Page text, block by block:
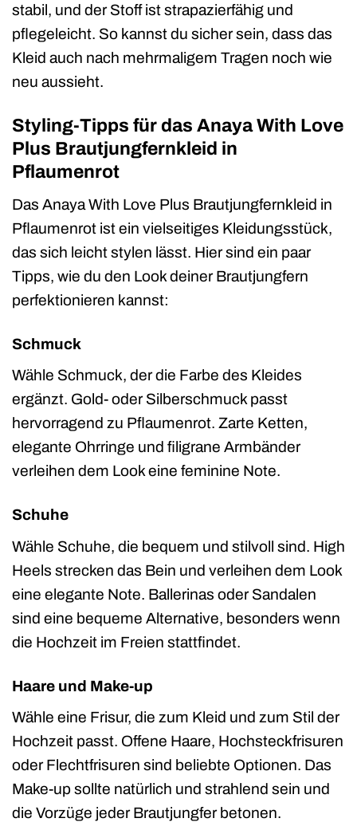
stabil, und der Stoff ist strapazierfähig und
pflegeleicht. So kannst du sicher sein, dass das
Kleid auch nach mehrmaligem Tragen noch wie
neu aussieht.
Styling-Tipps für das Anaya With Love
Plus Brautjungfernkleid in
Pflaumenrot
Das Anaya With Love Plus Brautjungfernkleid in
Pflaumenrot ist ein vielseitiges Kleidungsstück,
das sich leicht stylen lässt. Hier sind ein paar
Tipps, wie du den Look deiner Brautjungfern
perfektionieren kannst:
Schmuck
Wähle Schmuck, der die Farbe des Kleides
ergänzt. Gold- oder Silberschmuck passt
hervorragend zu Pflaumenrot. Zarte Ketten,
elegante Ohrringe und filigrane Armbänder
verleihen dem Look eine feminine Note.
Schuhe
Wähle Schuhe, die bequem und stilvoll sind. High
Heels strecken das Bein und verleihen dem Look
eine elegante Note. Ballerinas oder Sandalen
sind eine bequeme Alternative, besonders wenn
die Hochzeit im Freien stattfindet.
Haare und Make-up
Wähle eine Frisur, die zum Kleid und zum Stil der
Hochzeit passt. Offene Haare, Hochsteckfrisuren
oder Flechtfrisuren sind beliebte Optionen. Das
Make-up sollte natürlich und strahlend sein und
die Vorzüge jeder Brautjungfer betonen.